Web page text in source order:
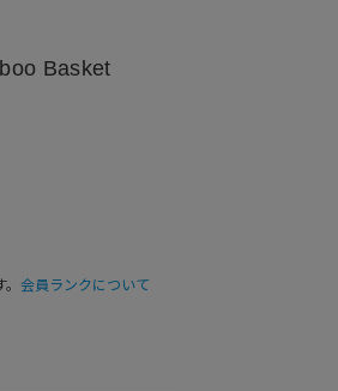
Basket
会員ランクについて